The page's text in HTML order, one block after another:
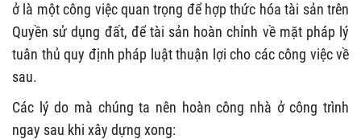
ở là một công việc quan trọng để hợp thức hóa tài sản trên
Quyền sử dụng đất, để tài sản hoàn chỉnh về mặt pháp lý
tuân thủ quy định pháp luật thuận lợi cho các công việc về
sau.
Các lý do mà chúng ta nên hoàn công nhà ở công trình
ngay sau khi xây dựng xong: